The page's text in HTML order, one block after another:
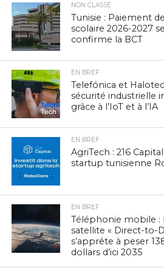
NON CLASSÉ
Tunisie : Paiement
scolaire 2026-2027
confirme la BCT
EN BREF
Telefónica et
sécurité industrielle
grâce à l’IoT et à l’IA
EN BREF
AgriTech : 216
startup tunisienne
EN BREF
Téléphonie mobile :
satellite « Direct-to-
s’apprête à peser
dollars d’ici 2035